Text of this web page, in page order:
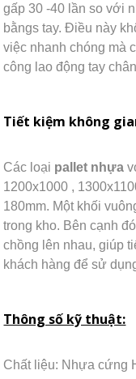
gấp 30 -40 lần so với
bằngs tay. Điều này
việc nhanh chóng mà
công lao động tay
Tiết kiệm không
Các loại pallet nhựa
1200x1000 ,
180mm. Một khối
trong kho. Bên cạnh
chồng lên nhau, giúp
khách hàng để sử
Thông số kỹ thuật:
Chất liệu: Nhựa cứng